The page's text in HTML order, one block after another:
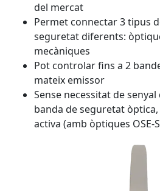
del mercat
Permet connectar 3 tipus
seguretat diferents:
mecàniques
Pot controlar fins a 2
mateix emissor
Sense necessitat de
banda de seguretat
activa (amb òptiques OSE-